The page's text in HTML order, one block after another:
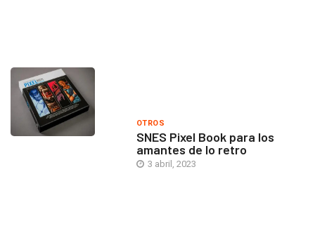
OTROS
SNES Pixel Book para los
amantes de lo retro
3 abril, 2023